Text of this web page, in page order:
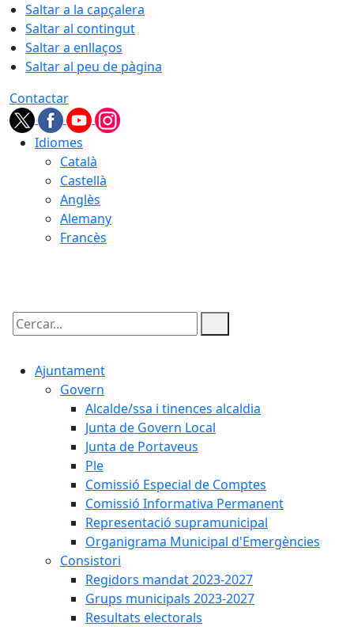
Saltar a la capçalera
Saltar al contingut
Saltar a enllaços
Saltar al peu de pàgina
Contactar
Idiomes
Català
Castellà
Anglès
Alemany
Francès
Cercar:
Ajuntament
Govern
Alcalde/ssa i tinences alcaldia
Junta de Govern Local
Junta de Portaveus
Ple
Comissió Especial de Comptes
Comissió Informativa Permanent
Representació supramunicipal
Organigrama Municipal d'Emergències
Consistori
Regidors mandat 2023-2027
Grups municipals 2023-2027
Resultats electorals